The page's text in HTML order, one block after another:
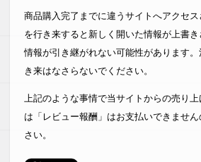
商品購入完了までに違うサイトへアクセ
を行き来すると新しく開いた情報が上書
情報が引き継がれない可能性があります
き来はなさらないでください。
上記のような事情で当サイトからの売り
は「レビュー報酬」はお支払いできませ
さい。